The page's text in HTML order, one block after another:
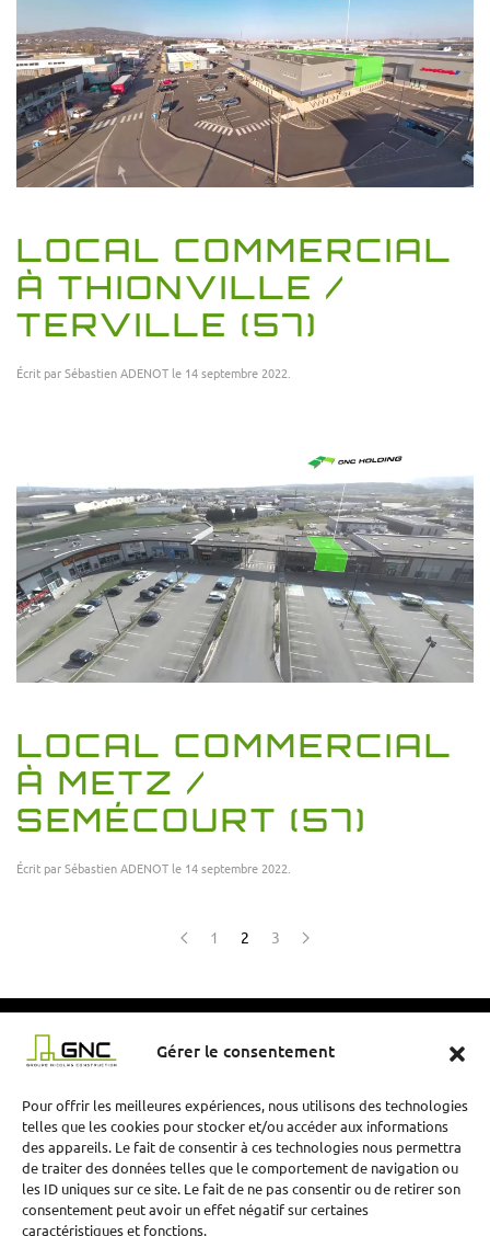
Gérer le consentement
Pour offrir les meilleures expériences, nous utilisons des technologies
telles que les cookies pour stocker et/ou accéder aux informations
des appareils. Le fait de consentir à ces technologies nous permettra
de traiter des données telles que le comportement de navigation ou
les ID uniques sur ce site. Le fait de ne pas consentir ou de retirer son
consentement peut avoir un effet négatif sur certaines
caractéristiques et fonctions.
LOCAL COMMERCIAL
À THIONVILLE /
TERVILLE (57)
Écrit parSébastien ADENOT le 14 septembre 2022
LOCAL COMMERCIAL
À METZ /
SEMÉCOURT (57)
Écrit parSébastien ADENOT le 14 septembre 2022
1 2 3
Groupe Nicolas Construction (GNC)